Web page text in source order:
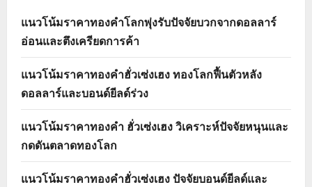
แนวโน้มราคาทองคำโลกพุ่งรับปัจจัยบวกจากดอลลาร์
อ่อนและตึงเครียดการค้า
แนวโน้มราคาทองคำฮั่วเซ่งเฮง ทองโลกฟื้นตัวหลัง
ดอลลาร์และบอนด์ยีลด์ร่วง
แนวโน้มราคาทองคำ ฮั่วเซ่งเฮง วิเคราะห์ปัจจัยหนุนและ
กดดันตลาดทองโลก
แนวโน้มราคาทองคำฮั่วเซ่งเฮง ปัจจัยบอนด์ยีลด์และ